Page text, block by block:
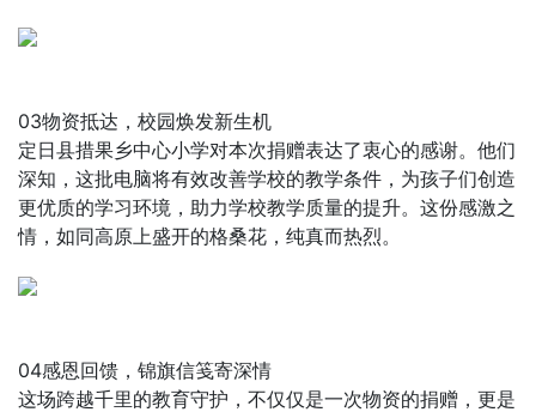
03物资抵达，校园焕发新生机
定日县措果乡中心小学对本次捐赠表达了衷心的感谢。他们
深知，这批电脑将有效改善学校的教学条件，为孩子们创造
更优质的学习环境，助力学校教学质量的提升。这份感激之
情，如同高原上盛开的格桑花，纯真而热烈。
04感恩回馈，锦旗信笺寄深情
这场跨越千里的教育守护，不仅仅是一次物资的捐赠，更是